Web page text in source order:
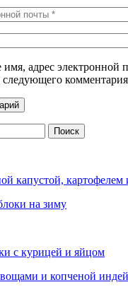
адрес электронной
следующего
капустой,
на зиму
с курицей и яйцом
и копченой